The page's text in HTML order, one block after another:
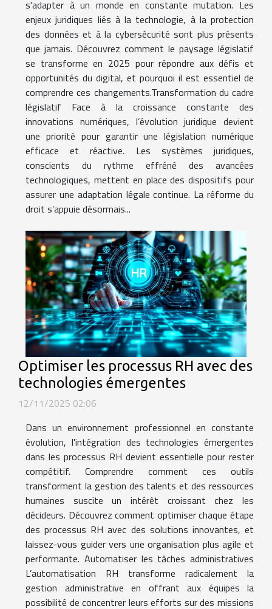
s'adapter à un monde en constante mutation. Les
enjeux juridiques liés à la technologie, à la protection
des données et à la cybersécurité sont plus présents
que jamais. Découvrez comment le paysage législatif
se transforme en 2025 pour répondre aux défis et
opportunités du digital, et pourquoi il est essentiel de
comprendre ces changements.Transformation du cadre
législatif Face à la croissance constante des
innovations numériques, l’évolution juridique devient
une priorité pour garantir une législation numérique
efficace et réactive. Les systèmes juridiques,
conscients du rythme effréné des avancées
technologiques, mettent en place des dispositifs pour
assurer une adaptation légale continue. La réforme du
droit s’appuie désormais...
Optimiser les processus RH avec des
technologies émergentes
12/11/2025 02:06
Dans un environnement professionnel en constante
évolution, l'intégration des technologies émergentes
dans les processus RH devient essentielle pour rester
compétitif. Comprendre comment ces outils
transforment la gestion des talents et des ressources
humaines suscite un intérêt croissant chez les
décideurs. Découvrez comment optimiser chaque étape
des processus RH avec des solutions innovantes, et
laissez-vous guider vers une organisation plus agile et
performante. Automatiser les tâches administratives
L’automatisation RH transforme radicalement la
gestion administrative en offrant aux équipes la
possibilité de concentrer leurs efforts sur des missions